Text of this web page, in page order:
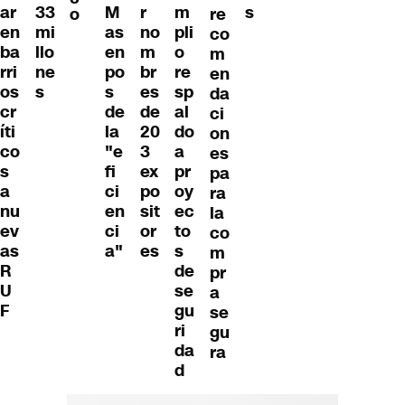
ar
en
ba
rri
os
cr
íti
co
s
a
nu
ev
as
R
U
F
33
mi
llo
ne
s
o
M
as
en
po
s
de
la
"e
fi
ci
en
ci
a"
r
no
m
br
es
de
20
3
ex
po
sit
or
es
m
pli
o
re
sp
al
do
a
pr
oy
ec
to
s
de
se
gu
ri
da
d
re
co
m
en
da
ci
on
es
pa
ra
la
co
m
pr
a
se
gu
ra
s